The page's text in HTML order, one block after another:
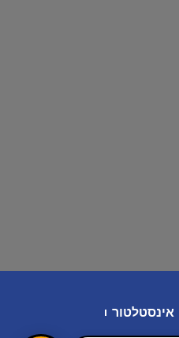
אינסטלטור